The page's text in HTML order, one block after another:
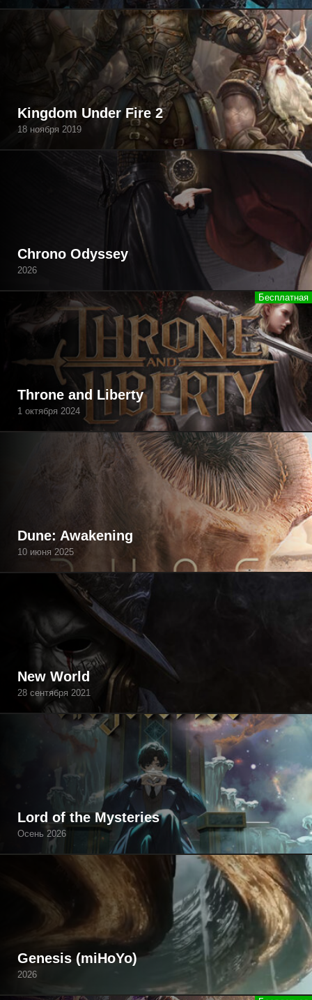
Kingdom Under Fire 2
18 ноября 2019
Chrono Odyssey
2026
Throne and Liberty
1 октября 2024
Dune: Awakening
10 июня 2025
New World
28 сентября 2021
Lord of the Mysteries
Осень 2026
Genesis (miHoYo)
2026